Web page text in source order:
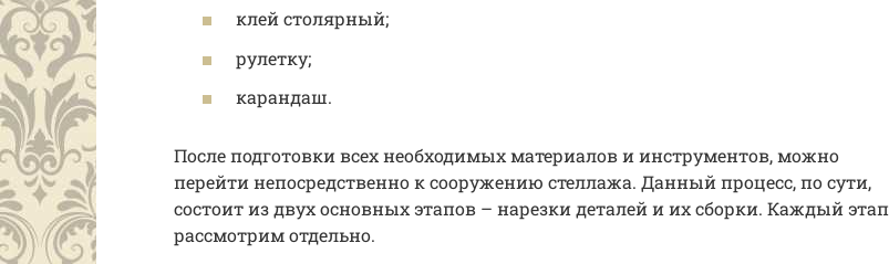
клей столярный;
рулетку;
карандаш.
После подготовки всех необходимых материалов и инструментов, можно
перейти непосредственно к сооружению стеллажа. Данный процесс, по сути,
состоит из двух основных этапов – нарезки деталей и их сборки. Каждый этап
рассмотрим отдельно.